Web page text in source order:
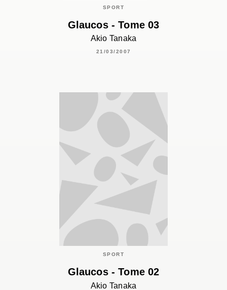
SPORT
Glaucos - Tome 03
Akio Tanaka
21/03/2007
SPORT
Glaucos - Tome 02
Akio Tanaka